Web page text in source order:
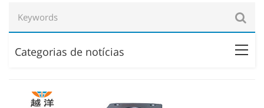
Categorias de notícias